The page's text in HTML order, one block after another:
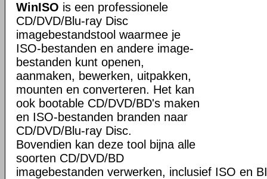
WinISO is een professionele
CD/DVD/Blu-ray Disc
imagebestandstool waarmee je
ISO-bestanden en andere image-
bestanden kunt openen,
aanmaken, bewerken, uitpakken,
mounten en converteren. Het kan
ook bootable CD/DVD/BD's maken
en ISO-bestanden branden naar
CD/DVD/Blu-ray Disc.
Bovendien kan deze tool bijna alle
soorten CD/DVD/BD
imagebestanden verwerken, inclusief ISO en